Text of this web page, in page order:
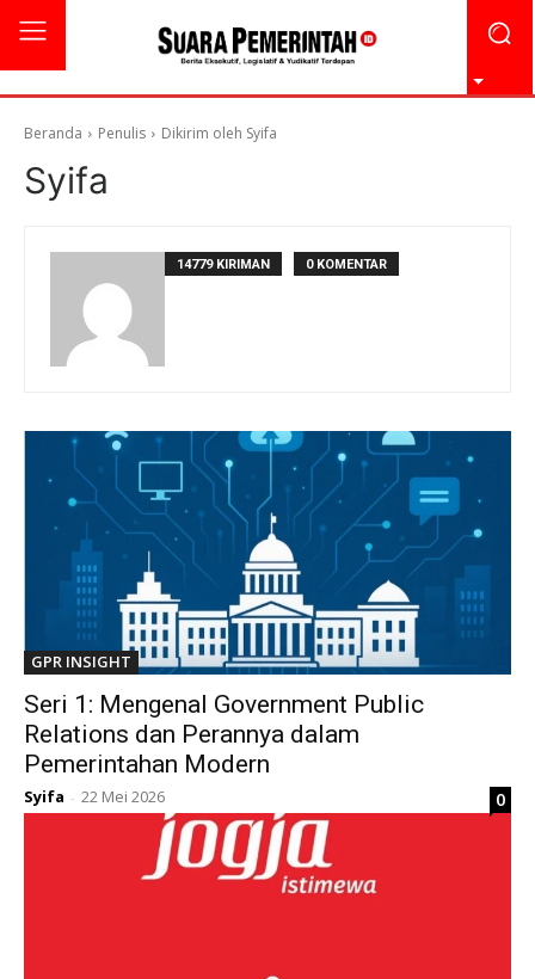
Beranda Penulis Dikirim oleh Syifa
Syifa
14779 KIRIMAN 0 KOMENTAR
GPR INSIGHT
Seri 1: Mengenal Government Public
Relations dan Perannya dalam
Pemerintahan Modern
Syifa - 22 Mei 2026 0